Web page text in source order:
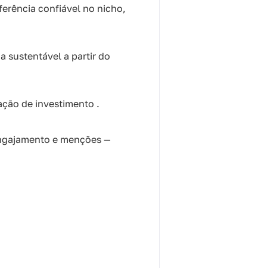
confiável no nicho,
sustentável a partir do
de investimento .
e menções —